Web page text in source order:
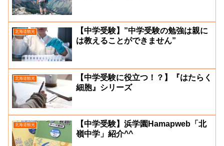
北海道観光
【中学受験】”中学受験の勉強は親に
は教えることができません”
北海道観光
【中学受験に役立つ！？】『はたらく
細胞』シリーズ
北海道観光
【中学受験】浜学園Hamapweb「北
嶺中学」紹介^^